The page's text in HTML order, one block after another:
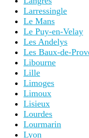
Larressingle
Le Mans
Le Puy-en-Velay
Les Andelys
Les Baux-de-
Libourne
Lille
Limoges
Limoux
Lisieux
Lourdes
Lourmarin
Lyon